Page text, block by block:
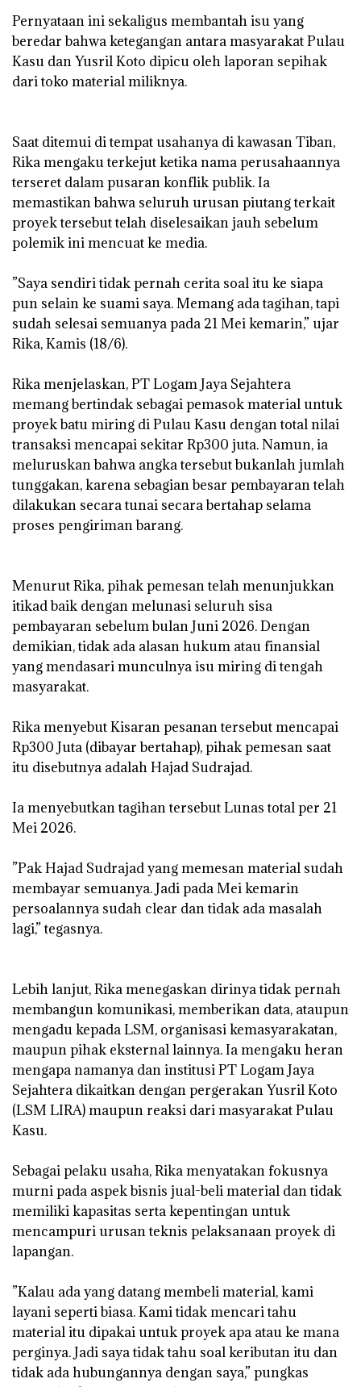
‎Pernyataan ini sekaligus membantah isu yang
beredar bahwa ketegangan antara masyarakat Pulau
Kasu dan Yusril Koto dipicu oleh laporan sepihak
dari toko material miliknya.
‎Saat ditemui di tempat usahanya di kawasan Tiban,
Rika mengaku terkejut ketika nama perusahaannya
terseret dalam pusaran konflik publik. Ia
memastikan bahwa seluruh urusan piutang terkait
proyek tersebut telah diselesaikan jauh sebelum
polemik ini mencuat ke media.
‎”Saya sendiri tidak pernah cerita soal itu ke siapa
pun selain ke suami saya. Memang ada tagihan, tapi
sudah selesai semuanya pada 21 Mei kemarin,” ujar
Rika, Kamis (18/6).
‎Rika menjelaskan, PT Logam Jaya Sejahtera
memang bertindak sebagai pemasok material untuk
proyek batu miring di Pulau Kasu dengan total nilai
transaksi mencapai sekitar Rp300 juta. Namun, ia
meluruskan bahwa angka tersebut bukanlah jumlah
tunggakan, karena sebagian besar pembayaran telah
dilakukan secara tunai secara bertahap selama
proses pengiriman barang.
‎Menurut Rika, pihak pemesan telah menunjukkan
itikad baik dengan melunasi seluruh sisa
pembayaran sebelum bulan Juni 2026. Dengan
demikian, tidak ada alasan hukum atau finansial
yang mendasari munculnya isu miring di tengah
masyarakat.
‎Rika menyebut Kisaran pesanan tersebut mencapai
Rp300 Juta (dibayar bertahap), pihak pemesan saat
itu disebutnya adalah Hajad Sudrajad.
‎Ia menyebutkan tagihan tersebut Lunas total per 21
Mei 2026.
‎”Pak Hajad Sudrajad yang memesan material sudah
membayar semuanya. Jadi pada Mei kemarin
persoalannya sudah clear dan tidak ada masalah
lagi,” tegasnya.
‎Lebih lanjut, Rika menegaskan dirinya tidak pernah
membangun komunikasi, memberikan data, ataupun
mengadu kepada LSM, organisasi kemasyarakatan,
maupun pihak eksternal lainnya. Ia mengaku heran
mengapa namanya dan institusi PT Logam Jaya
Sejahtera dikaitkan dengan pergerakan Yusril Koto
(LSM LIRA) maupun reaksi dari masyarakat Pulau
Kasu.
‎Sebagai pelaku usaha, Rika menyatakan fokusnya
murni pada aspek bisnis jual-beli material dan tidak
memiliki kapasitas serta kepentingan untuk
mencampuri urusan teknis pelaksanaan proyek di
lapangan.
‎”Kalau ada yang datang membeli material, kami
layani seperti biasa. Kami tidak mencari tahu
material itu dipakai untuk proyek apa atau ke mana
perginya. Jadi saya tidak tahu soal keributan itu dan
tidak ada hubungannya dengan saya,” pungkas